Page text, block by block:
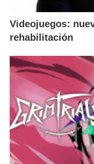
Videojuegos:
rehabilitación